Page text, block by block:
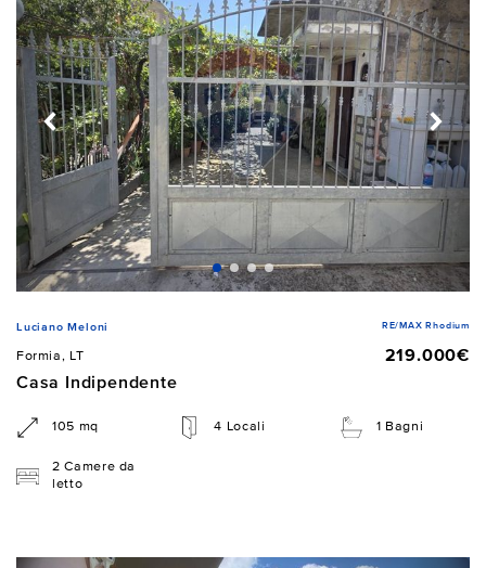
Luciano Meloni RE/MAX Rhodium
Formia, LT
219.000€
Casa Indipendente
105 mq 4 Locali 1 Bagni
2 Camere da
letto